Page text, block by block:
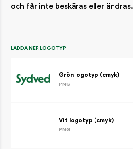
och får inte beskäras eller ändras.
LADDA NER LOGOTYP
Grön logotyp (cmyk)
PNG
Vit logotyp (cmyk)
PNG